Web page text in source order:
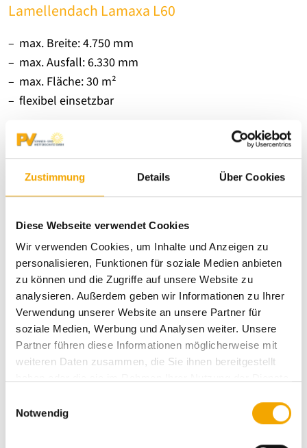
Zustimmung Details Über Cookies
Diese Webseite verwendet Cookies
Wir verwenden Cookies, um Inhalte und Anzeigen zu
personalisieren, Funktionen für soziale Medien anbieten
zu können und die Zugriffe auf unsere Website zu
analysieren. Außerdem geben wir Informationen zu Ihrer
Verwendung unserer Website an unsere Partner für
soziale Medien, Werbung und Analysen weiter. Unsere
Partner führen diese Informationen möglicherweise mit
weiteren Daten zusammen, die Sie ihnen bereitgestellt
Notwendig
Lamellendach Lamaxa L60
max. Breite: 4.750 mm
max. Ausfall: 6.330 mm
max. Fläche: 30 m²
flexibel einsetzbar
Produktdetails
Lamellendach Lamaxa L60/L70 Line
max. Ausfall: 12.000 mm